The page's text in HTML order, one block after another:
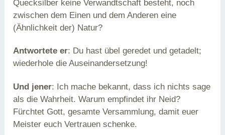
Quecksilber keine Verwandtschaft besteht, noch
zwischen dem Einen und dem Anderen eine
(Ähnlichkeit der) Natur?
Antwortete er: Du hast übel geredet und getadelt;
wiederhole die Auseinandersetzung!
Und jener: Ich mache bekannt, dass ich nichts sage
als die Wahrheit. Warum empfindet ihr Neid?
Fürchtet Gott, gesamte Versammlung, damit euer
Meister euch Vertrauen schenke.